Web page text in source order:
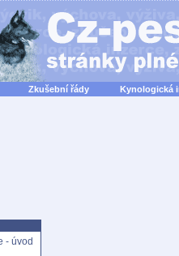
Zkušební řády Kynologická
- úvod